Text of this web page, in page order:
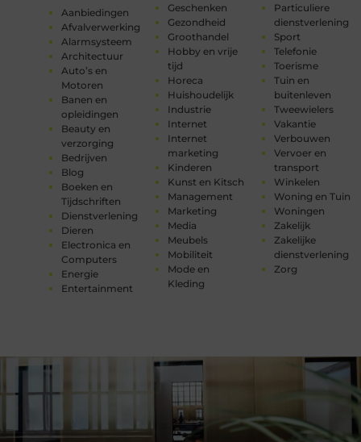
Aanbiedingen
Afvalverwerking
Alarmsysteem
Architectuur
Auto’s en
Motoren
Banen en
opleidingen
Beauty en
verzorging
Bedrijven
Blog
Boeken en
Tijdschriften
Dienstverlening
Dieren
Electronica en
Computers
Energie
Entertainment
Geschenken
Gezondheid
Groothandel
Hobby en vrije
tijd
Horeca
Huishoudelijk
Industrie
Internet
Internet
marketing
Kinderen
Kunst en Kitsch
Management
Marketing
Media
Meubels
Mobiliteit
Mode en
Kleding
Particuliere
dienstverlening
Sport
Telefonie
Toerisme
Tuin en
buitenleven
Tweewielers
Vakantie
Verbouwen
Vervoer en
transport
Winkelen
Woning en Tuin
Woningen
Zakelijk
Zakelijke
dienstverlening
Zorg